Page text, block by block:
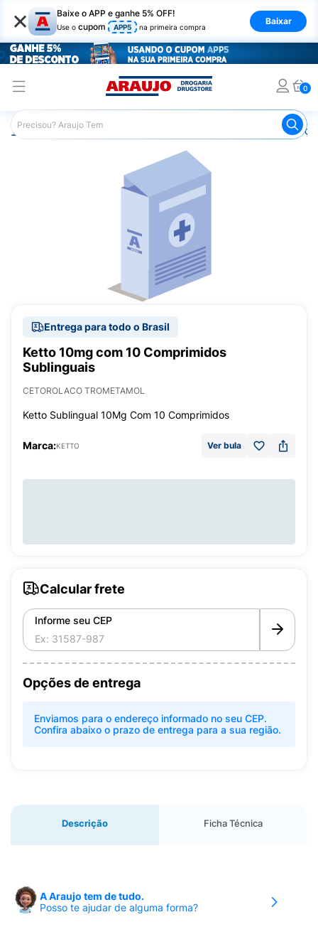
× Baixe o APP e ganhe 5% OFF!
Use o cupom APP5 na primeira compra
Baixar
0
Araujo Medicamentos Remédios para Alergias e
Entrega para todo o Brasil
Ketto 10mg com 10 Comprimidos
Sublinguais
CETOROLACO TROMETAMOL
Ketto Sublingual 10Mg Com 10 Comprimidos
Marca:KETTO Ver bula
Calcular frete
Informe seu CEP
Opções de entrega
Enviamos para o endereço informado no seu CEP.
Confira abaixo o prazo de entrega para a sua região.
Descrição Ficha Técnica
A Araujo tem de tudo.
Posso te ajudar de alguma forma?